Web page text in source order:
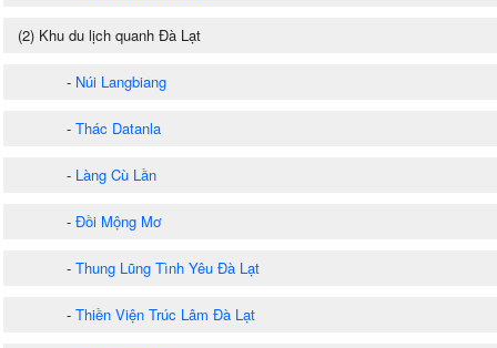
(2) Khu du lịch quanh Đà Lạt
- Núi Langbiang
- Thác Datanla
- Làng Cù Lần
- Đồi Mộng Mơ
- Thung Lũng Tình Yêu Đà Lạt
- Thiền Viện Trúc Lâm Đà Lạt